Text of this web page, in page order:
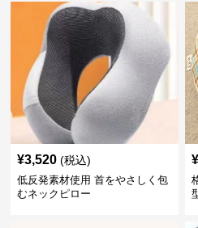
¥3,520 (税込)
低反発素材使用 首をやさしく包
むネックピロー
¥